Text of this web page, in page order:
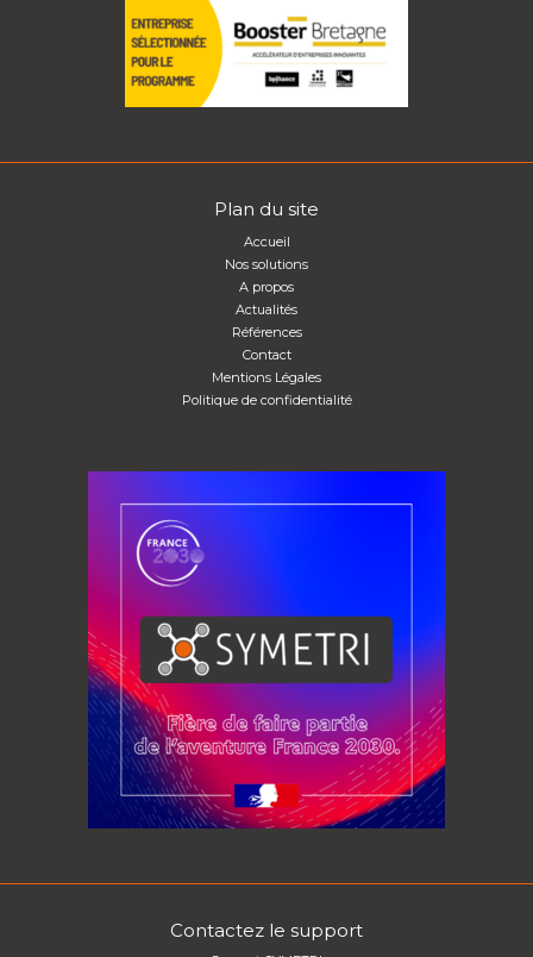
Plan du site
Accueil
Nos solutions
A propos
Actualités
Références
Contact
Mentions Légales
Politique de confidentialité
Contactez le support